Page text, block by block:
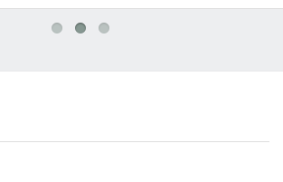
arrivi in negozio e delle promozioni attive!